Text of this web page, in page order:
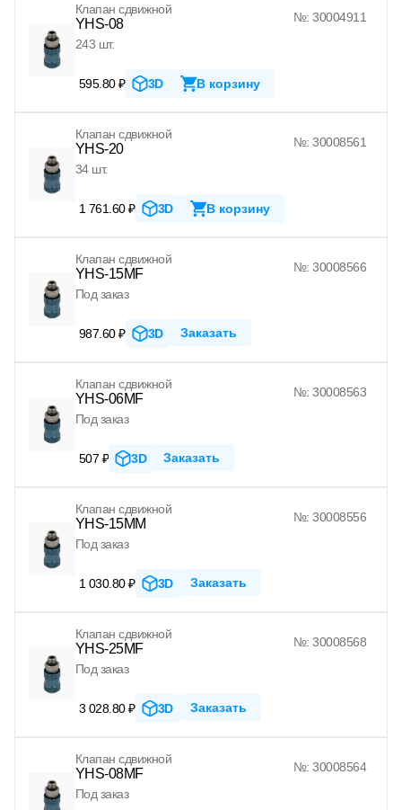
Клапан сдвижной
YHS-08
№: 30004911
243 шт.
595.80 ₽ 3D В корзину
Клапан сдвижной
YHS-20
№: 30008561
34 шт.
1 761.60 ₽ 3D В корзину
Клапан сдвижной
YHS-15MF
№: 30008566
Под заказ
987.60 ₽ 3D Заказать
Клапан сдвижной
YHS-06MF
№: 30008563
Под заказ
507 ₽ 3D Заказать
Клапан сдвижной
YHS-15MM
№: 30008556
Под заказ
1 030.80 ₽ 3D Заказать
Клапан сдвижной
YHS-25MF
№: 30008568
Под заказ
3 028.80 ₽ 3D Заказать
Клапан сдвижной
YHS-08MF
№: 30008564
Под заказ